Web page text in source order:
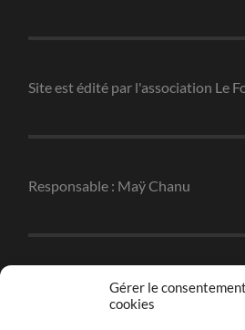
Gérer le
cookies
Site est édité par l'association Le
Responsable : Maÿ Chanu
Réalisation : Christophe Robert